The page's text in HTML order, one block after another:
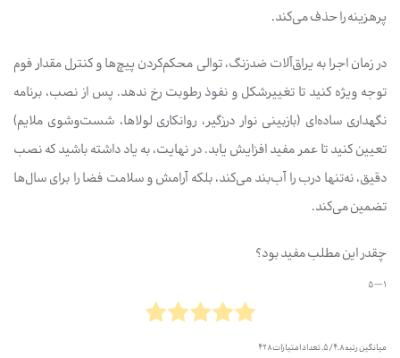
پرهزینه را حذف می‌کند.
در زمان اجرا به یراق‌آلات ضدزنگ، توالی محکم‌کردن پیچ‌ها و کنترل مقدار فوم
توجه ویژه کنید تا تغییرشکل و نفوذ رطوبت رخ ندهد. پس از نصب، برنامه
نگهداری ساده‌ای (بازبینی نوار درزگیر، روانکاری لولاها، شست‌وشوی ملایم)
تعیین کنید تا عمر مفید افزایش یابد. در نهایت، به یاد داشته باشید که نصب
دقیق، نه‌تنها درب را آب‌بند می‌کند، بلکه آرامش و سلامت فضا را برای سال‌ها
تضمین می‌کند.
چقدر این مطلب مفید بود؟
1 --- 5
میانگین رتبه4.8/ 5. تعداد امتیازات 428